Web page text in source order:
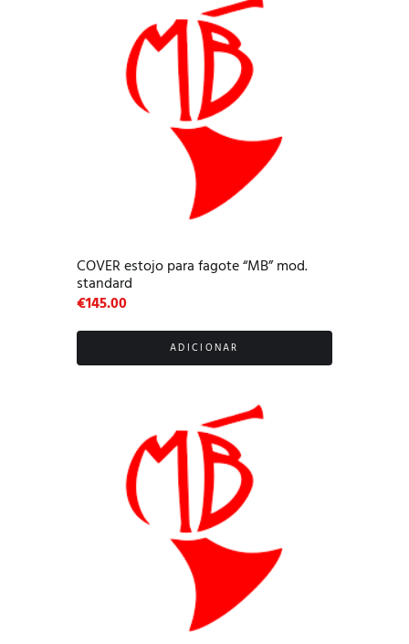
COVER estojo para fagote “MB” mod.
standard
€145.00
ADICIONAR